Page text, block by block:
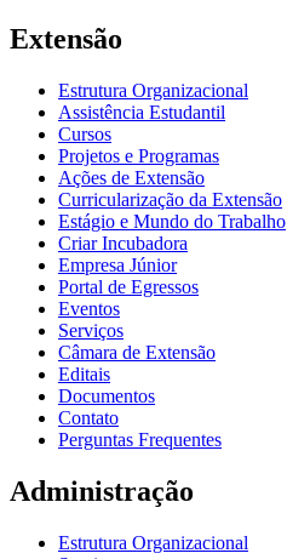
Extensão
Estrutura Organizacional
Assistência Estudantil
Cursos
Projetos e Programas
Ações de Extensão
Curricularização da Extensão
Estágio e Mundo do Trabalho
Criar Incubadora
Empresa Júnior
Portal de Egressos
Eventos
Serviços
Câmara de Extensão
Editais
Documentos
Contato
Perguntas Frequentes
Administração
Estrutura Organizacional